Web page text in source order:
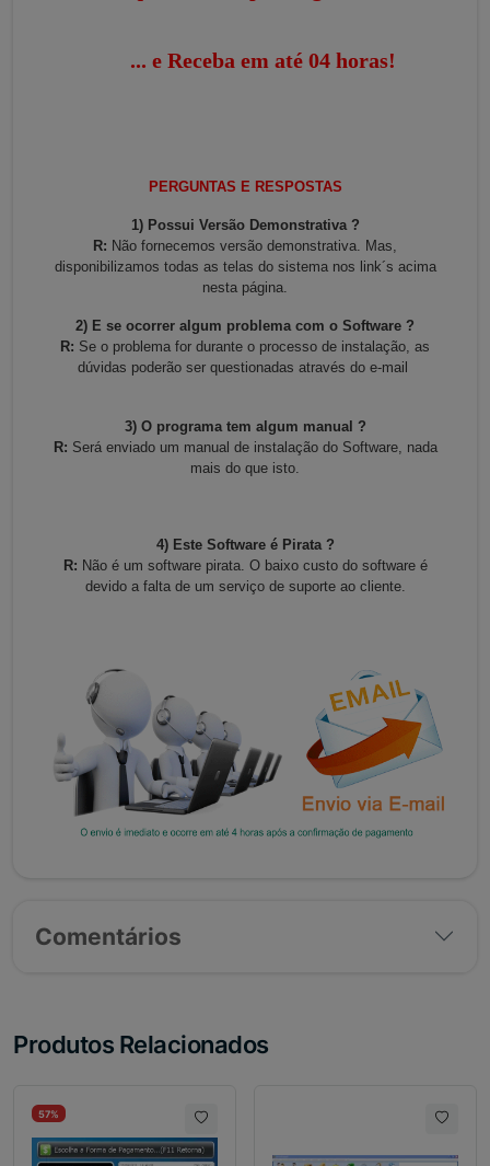
... e Receba em até 04 horas!
PERGUNTAS E RESPOSTAS
1) Possui Versão Demonstrativa ?
R: Não fornecemos versão demonstrativa. Mas,
disponibilizamos todas as telas do sistema nos link´s acima
nesta página.
2) E se ocorrer algum problema com o Software ?
R: Se o problema for durante o processo de instalação, as
dúvidas poderão ser questionadas através do e-mail
3) O programa tem algum manual ?
R: Será enviado um manual de instalação do Software, nada
mais do que isto.
4) Este Software é Pirata ?
R: Não é um software pirata. O baixo custo do software é
devido a falta de um serviço de suporte ao cliente.
Comentários
Produtos Relacionados
57%